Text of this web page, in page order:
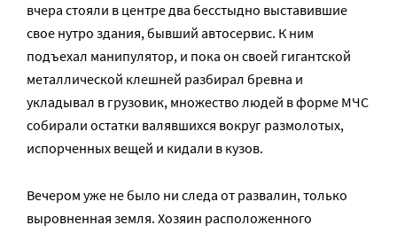
вчера стояли в центре два бесстыдно выставившие
свое нутро здания, бывший автосервис. К ним
подъехал манипулятор, и пока он своей гигантской
металлической клешней разбирал бревна и
укладывал в грузовик, множество людей в форме МЧС
собирали остатки валявшихся вокруг размолотых,
испорченных вещей и кидали в кузов.
Вечером уже не было ни следа от развалин, только
выровненная земля. Хозяин расположенного